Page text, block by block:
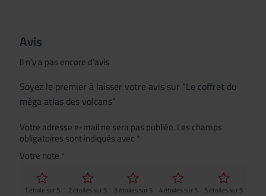
Avis
Il n’y a pas encore d’avis.
Soyez le premier à laisser votre avis sur “Le coffret du
méga atlas des volcans”
Votre adresse e-mail ne sera pas publiée. Les champs
obligatoires sont indiqués avec *
Votre note *
1 étoile sur 5 2 étoiles sur 5 3 étoiles sur 5 4 étoiles sur 5 5 étoiles sur 5